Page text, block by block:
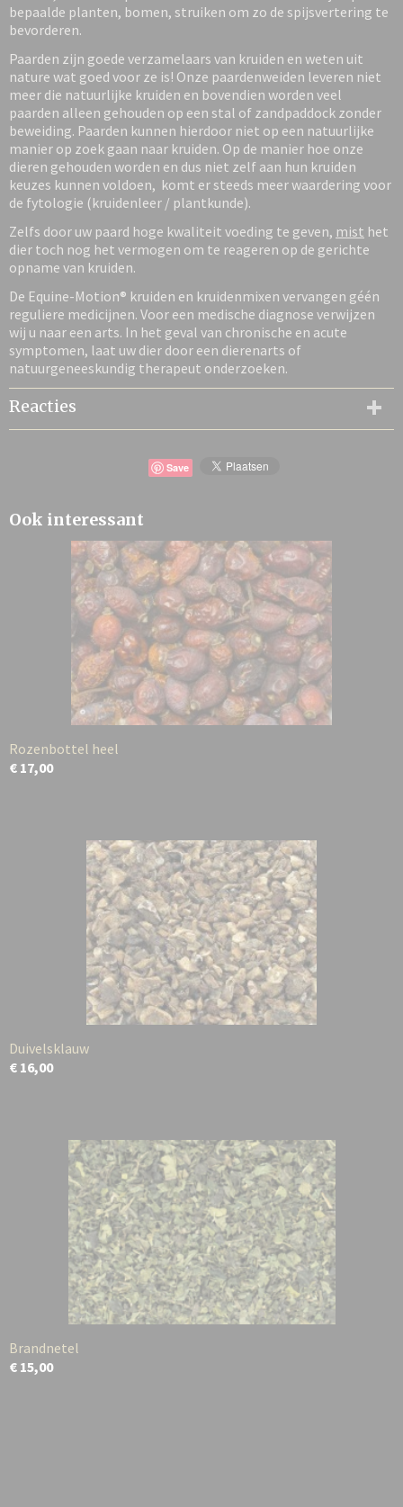
bepaalde planten, bomen, struiken om zo de spijsvertering te
bevorderen.
Paarden zijn goede verzamelaars van kruiden en weten uit
nature wat goed voor ze is! Onze paardenweiden leveren niet
meer die natuurlijke kruiden en bovendien worden veel
paarden alleen gehouden op een stal of zandpaddock zonder
beweiding. Paarden kunnen hierdoor niet op een natuurlijke
manier op zoek gaan naar kruiden. Op de manier hoe onze
dieren gehouden worden en dus niet zelf aan hun kruiden
keuzes kunnen voldoen, komt er steeds meer waardering voor
de fytologie (kruidenleer / plantkunde).
Zelfs door uw paard hoge kwaliteit voeding te geven, mist het
dier toch nog het vermogen om te reageren op de gerichte
opname van kruiden.
De Equine-Motion® kruiden en kruidenmixen vervangen géén
reguliere medicijnen. Voor een medische diagnose verwijzen
wij u naar een arts. In het geval van chronische en acute
symptomen, laat uw dier door een dierenarts of
natuurgeneeskundig therapeut onderzoeken.
Reacties
Save
Ook interessant
Rozenbottel heel
€ 17,00
Duivelsklauw
€ 16,00
Brandnetel
€ 15,00